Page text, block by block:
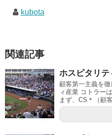
kubota
関連記事
ホスピタリ
顧客第一主義を
ィ産業 コトラー
まず、CS＊（顧